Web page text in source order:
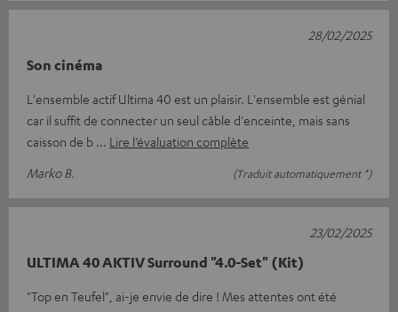
Son cinéma
L'ensemble actif Ultima 40 est un plaisir. L'ensemble est génial
car il suffit de connecter un seul câble d'enceinte, mais sans
caisson de b
Lire l’évaluation complète
Marko B.
(Traduit automatiquement *)
28/02/2025
ULTIMA 40 AKTIV Surround "4.0-Set" (Kit)
"Top en Teufel", ai-je envie de dire ! Mes attentes ont été
23/02/2025